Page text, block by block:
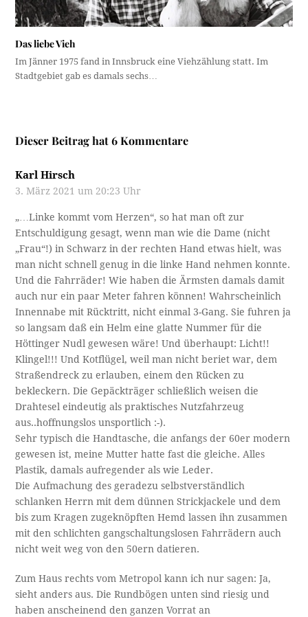
Das liebe Vieh
Im Jänner 1975 fand in Innsbruck eine Viehzählung statt. Im
Stadtgebiet gab es damals sechs…
Dieser Beitrag hat 6 Kommentare
Karl Hirsch
3. März 2021 um 20:23 Uhr
„…Linke kommt vom Herzen“, so hat man oft zur
Entschuldigung gesagt, wenn man wie die Dame (nicht
„Frau“!) in Schwarz in der rechten Hand etwas hielt, was
man nicht schnell genug in die linke Hand nehmen konnte.
Und die Fahrräder! Wie haben die Ärmsten damals damit
auch nur ein paar Meter fahren können! Wahrscheinlich
Innennabe mit Rücktritt, nicht einmal 3-Gang. Sie fuhren ja
so langsam daß ein Helm eine glatte Nummer für die
Höttinger Nudl gewesen wäre! Und überhaupt: Licht!!
Klingel!!! Und Kotflügel, weil man nicht beriet war, dem
Straßendreck zu erlauben, einem den Rücken zu
bekleckern. Die Gepäckträger schließlich weisen die
Drahtesel eindeutig als praktisches Nutzfahrzeug
aus..hoffnungslos unsportlich :-).
Sehr typisch die Handtasche, die anfangs der 60er modern
gewesen ist, meine Mutter hatte fast die gleiche. Alles
Plastik, damals aufregender als wie Leder.
Die Aufmachung des geradezu selbstverständlich
schlanken Herrn mit dem dünnen Strickjackele und dem
bis zum Kragen zugeknöpften Hemd lassen ihn zusammen
mit den schlichten gangschaltungslosen Fahrrädern auch
nicht weit weg von den 50ern datieren.
Zum Haus rechts vom Metropol kann ich nur sagen: Ja,
sieht anders aus. Die Rundbögen unten sind riesig und
haben anscheinend den ganzen Vorrat an